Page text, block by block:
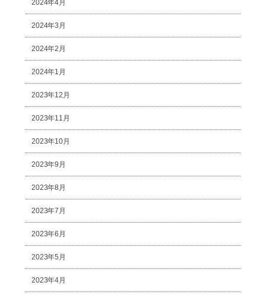
2024年4月
2024年3月
2024年2月
2024年1月
2023年12月
2023年11月
2023年10月
2023年9月
2023年8月
2023年7月
2023年6月
2023年5月
2023年4月